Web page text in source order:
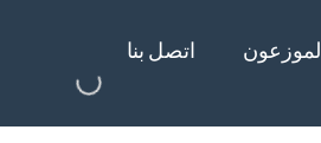
الموزعون اتصل بنا